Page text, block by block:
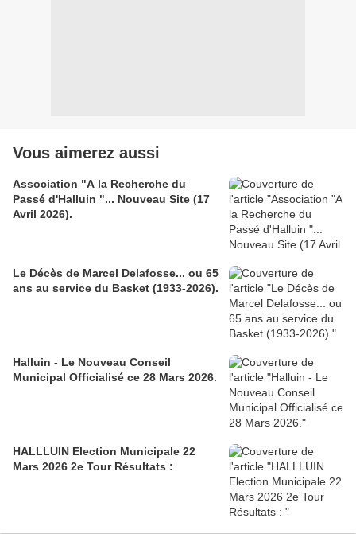
Vous aimerez aussi
Association "A la Recherche du
Passé d'Halluin "... Nouveau Site (17
Avril 2026).
Le Décès de Marcel Delafosse... ou 65
ans au service du Basket (1933-2026).
Halluin - Le Nouveau Conseil
Municipal Officialisé ce 28 Mars 2026.
HALLLUIN Election Municipale 22
Mars 2026 2e Tour Résultats :